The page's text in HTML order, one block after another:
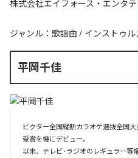
株式会社エイフォース・エンタ
ジャンル： 歌謡曲 / インストゥ
平岡千佳
ビクター全国縦断カラオケ選抜全国
受賞を機にデビュー。
以来、テレビ･ラジオのレギュラー等